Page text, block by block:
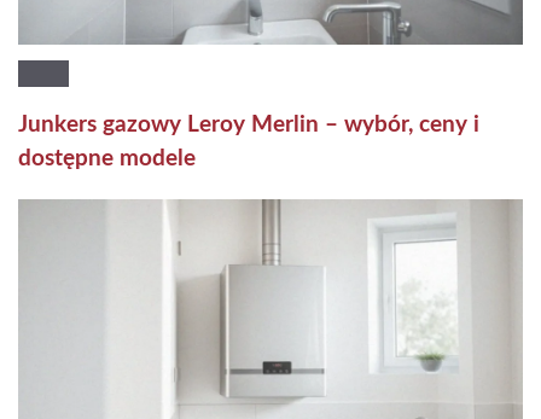
Junkers gazowy Leroy Merlin – wybór, ceny i
dostępne modele